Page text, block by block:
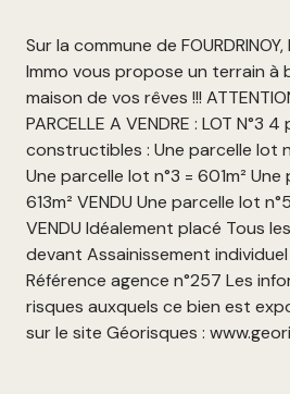
Sur la commune de
Immo vous propose un terrain à
maison de vos rêves !!!
PARCELLE A VENDRE : LOT N°3
constructibles : Une parcelle lot
Une parcelle lot n°3 = 601m²
613m² VENDU Une parcelle lot
VENDU Idéalement placé Tous
devant Assainissement individuel
Référence agence n°257 Les
risques auxquels ce bien est
sur le site Géorisques :